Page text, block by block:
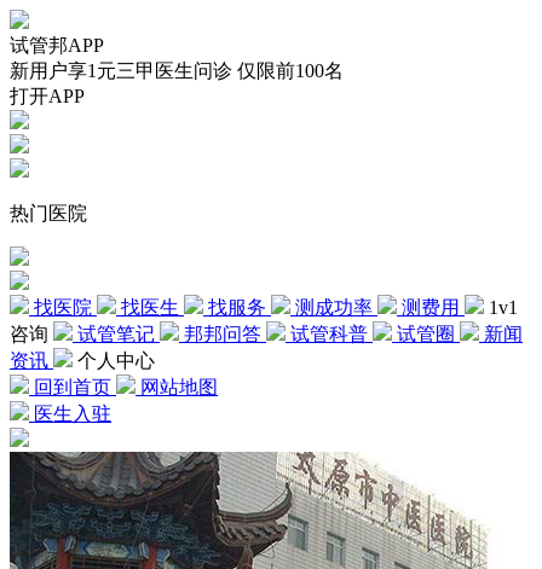
试管邦APP
新用户享1元三甲医生问诊 仅限前100名
打开APP
热门医院
找医院 找医生 找服务 测成功率 测费用
1v1
咨询
试管笔记 邦邦问答 试管科普 试管圈
新闻
资讯
个人中心
回到首页
网站地图
医生入驻